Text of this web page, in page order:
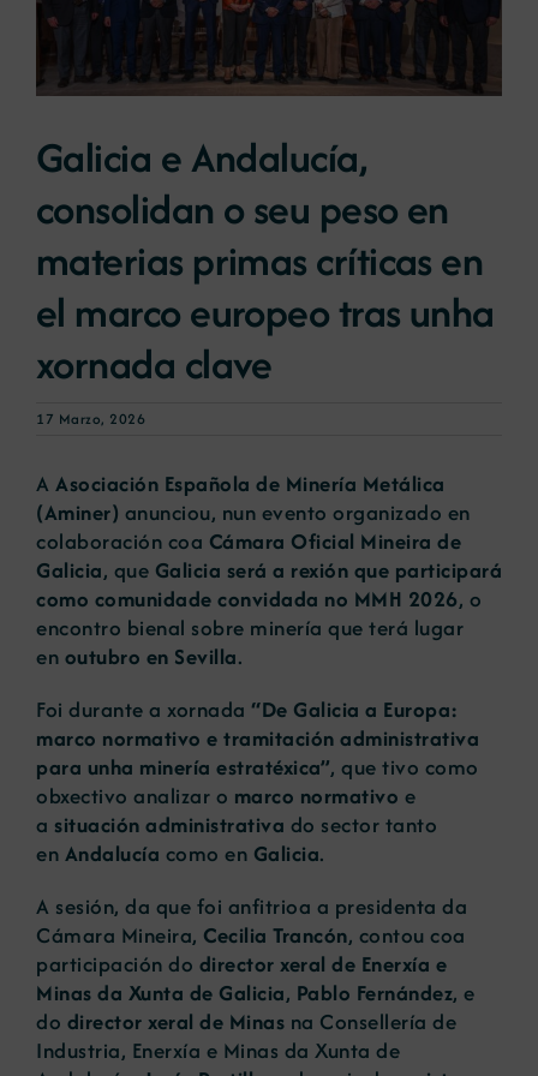
Novas
Portal de emprego
Contacto
Galicia e Andalucía,
consolidan o seu peso en
materias primas críticas en
el marco europeo tras unha
xornada clave
17 Marzo, 2026
A Asociación Española de Minería Metálica
(Aminer) anunciou, nun evento organizado en
colaboración coa Cámara Oficial Mineira de
Galicia, que Galicia será a rexión que participará
como comunidade convidada no MMH 2026, o
encontro bienal sobre minería que terá lugar
en outubro en Sevilla.
Foi durante a xornada “De Galicia a Europa:
marco normativo e tramitación administrativa
para unha minería estratéxica”, que tivo como
obxectivo analizar o marco normativo e
a situación administrativa do sector tanto
en Andalucía como en Galicia.
A sesión, da que foi anfitrioa a presidenta da
Cámara Mineira, Cecilia Trancón, contou coa
participación do director xeral de Enerxía e
Minas da Xunta de Galicia, Pablo Fernández, e
do director xeral de Minas na Consellería de
Industria, Enerxía e Minas da Xunta de